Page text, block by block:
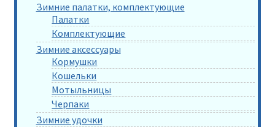
Зимние палатки, комплектующие
Палатки
Комплектующие
Зимние аксессуары
Кормушки
Кошельки
Мотыльницы
Черпаки
Зимние удочки